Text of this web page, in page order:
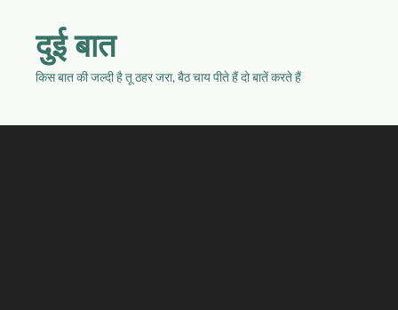
दुई बात
किस बात की जल्दी है तू ठहर जरा, बैठ चाय पीते हैं दो बातें करते हैं